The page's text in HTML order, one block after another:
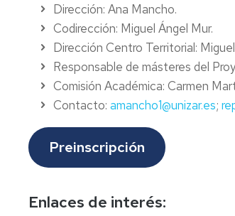
Unidad
de
Unidad
de
Comunicación
Audiovisual
Biblioteca
María
Moliner
Reserva
de
Instalaciones
en
y
U.
Dirección: Ana Mancho.
Codirección: Miguel Ángel Mur.
Dirección Centro Territorial:
Responsable de másteres del
Comisión Académica: Carmen
Contacto: amancho1@unizar.es;
Preinscripción
Enlaces de interés: